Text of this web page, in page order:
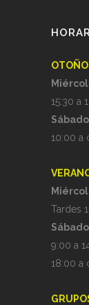
15:30 a
10:00 a
Tardes
9:00 a
18:00 a